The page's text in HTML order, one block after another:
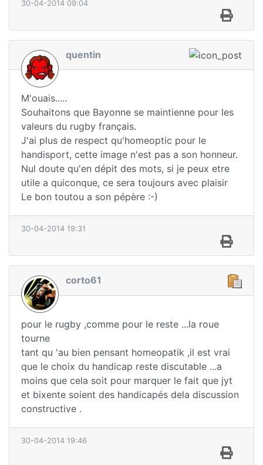
30-04-2014 09:04
quentin
M'ouais.....
Souhaitons que Bayonne se maintienne pour les
valeurs du rugby français.
J'ai plus de respect qu'homeoptic pour le
handisport, cette image n'est pas a son honneur.
Nul doute qu'en dépit des mots, si je peux etre
utile a quiconque, ce sera toujours avec plaisir
Le bon toutou a son pépère :-)
30-04-2014 19:31
corto61
pour le rugby ,comme pour le reste ...la roue
tourne
tant qu 'au bien pensant homeopatik ,il est vrai
que le choix du handicap reste discutable ...a
moins que cela soit pour marquer le fait que jyt
et bixente soient des handicapés dela discussion
constructive .
30-04-2014 19:46